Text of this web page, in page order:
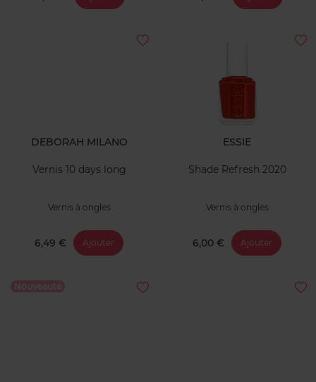
DEBORAH MILANO
Vernis 10 days long
Vernis à ongles
6,49 € Ajouter
ESSIE
Shade Refresh 2020
Vernis à ongles
6,00 € Ajouter